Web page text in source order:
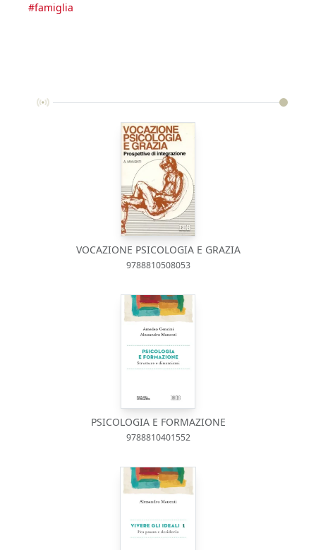
#famiglia
VOCAZIONE PSICOLOGIA E GRAZIA
9788810508053
PSICOLOGIA E FORMAZIONE
9788810401552